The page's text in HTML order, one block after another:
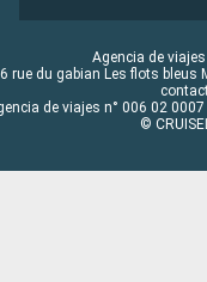
Agencia de
rue du gabian Les flots bleus
de viajes n° 006 02
©